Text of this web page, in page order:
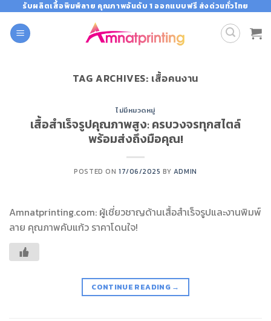
content
รับผลิตเสื้อพิมพ์ลาย คุณภาพอันดับ 1 ออกแบบฟรี ส่งด่วนทั่วไทย
TAG ARCHIVES: เสื้อคนงาน
ไม่มีหมวดหมู่
เสื้อสำเร็จรูปคุณภาพสูง: ครบวงจรทุกสไตล์
พร้อมส่งถึงมือคุณ!
POSTED ON 17/06/2025 BY ADMIN
Amnatprinting.com: ผู้เชี่ยวชาญด้านเสื้อสำเร็จรูปและงานพิมพ์
ลาย คุณภาพคับแก้ว ราคาโดนใจ!
CONTINUE READING →